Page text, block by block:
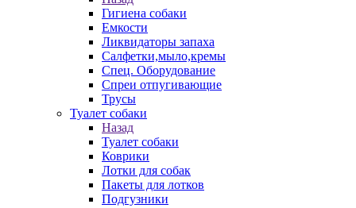
Гигиена собаки
Емкости
Ликвидаторы запаха
Салфетки,мыло,кремы
Спец. Оборудование
Спреи отпугивающие
Трусы
Туалет собаки
Назад
Туалет собаки
Коврики
Лотки для собак
Пакеты для лотков
Подгузники